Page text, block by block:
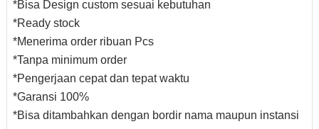
*Bisa Design custom sesuai kebutuhan
*Ready stock
*Menerima order ribuan Pcs
*Tanpa minimum order
*Pengerjaan cepat dan tepat waktu
*Garansi 100%
*Bisa ditambahkan dengan bordir nama maupun instansi